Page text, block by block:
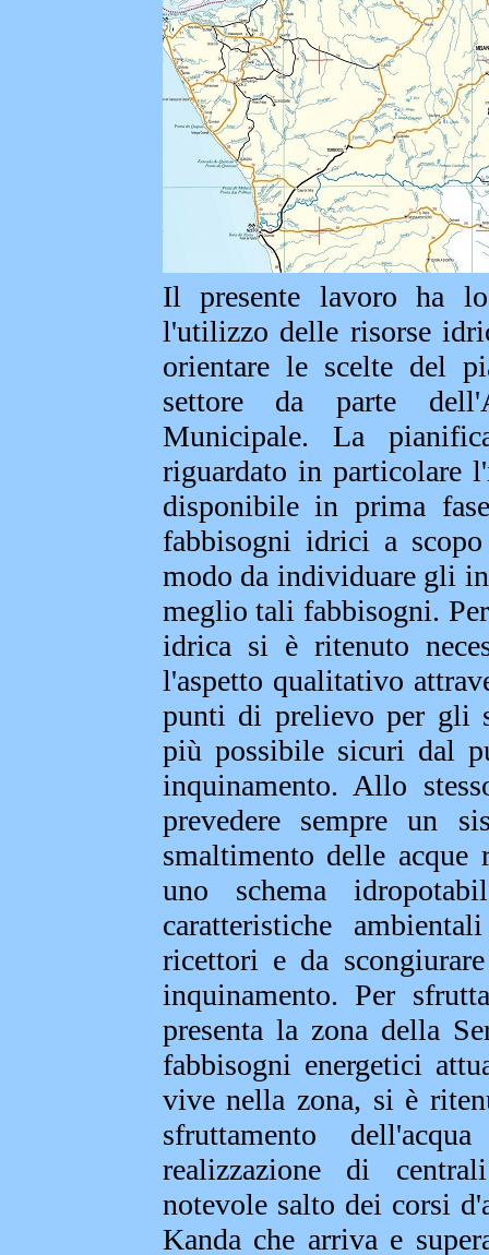
Il presente lavoro ha
l'utilizzo delle risorse
orientare le scelte del
settore da parte
Municipale. La
riguardato in particolare
disponibile in prima
fabbisogni idrici a
modo da individuare gli
meglio tali fabbisogni.
idrica si è ritenuto
l'aspetto qualitativo
punti di prelievo per gli
più possibile sicuri dal
inquinamento. Allo
prevedere sempre un
smaltimento delle
uno schema
caratteristiche
ricettori e da
inquinamento. Per
presenta la zona della
fabbisogni energetici
vive nella zona, si è
sfruttamento
realizzazione di
notevole salto dei corsi
Kanda che arriva e